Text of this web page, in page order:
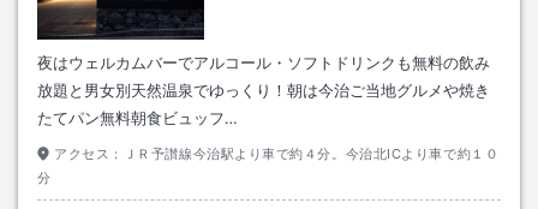
夜はウェルカムバーでアルコール・ソフトドリンクも無料の飲み
放題と男女別天然温泉でゆっくり！朝は今治ご当地グルメや焼き
たてパン無料朝食ビュッフ…
アクセス：
ＪＲ予讃線今治駅より車で約４分。今治北ICより車で約１０
分